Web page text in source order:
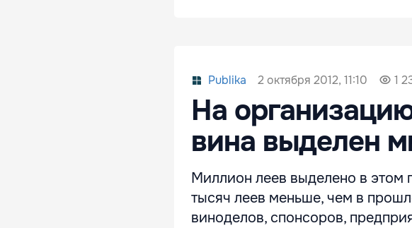
Publika 2 октября 2012, 11:10 1
На
вина выделен
Миллион леев выделено в этом
тысяч леев меньше, чем в
виноделов, спонсоров,